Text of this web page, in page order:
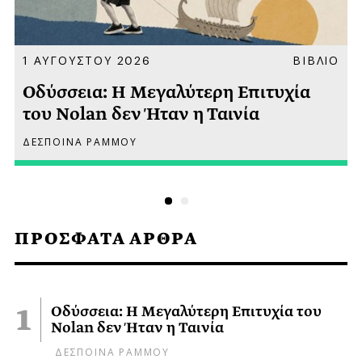
ΠΡΟΣΦΑΤΑ ΑΡΘΡΑ
Οδύσσεια: Η Μεγαλύτερη Επιτυχία του
Nolan δεν Ήταν η Ταινία
ΔΕΣΠΟΙΝΑ ΡΑΜΜΟΥ
1 ΑΥΓΟΥΣΤΟΥ 2026 ΒΙΒΛΙΟ
Οδύσσεια: Η Μεγαλύτερη Επιτυχία
του Nolan δεν Ήταν η Ταινία
ΔΕΣΠΟΙΝΑ ΡΑΜΜΟΥ